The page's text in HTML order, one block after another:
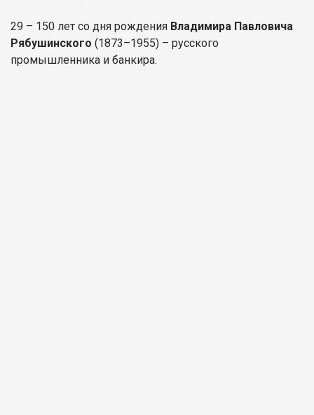
29 – 150 лет со дня рождения Владимира Павловича
Рябушинского (1873–1955) – русского
промышленника и банкира.